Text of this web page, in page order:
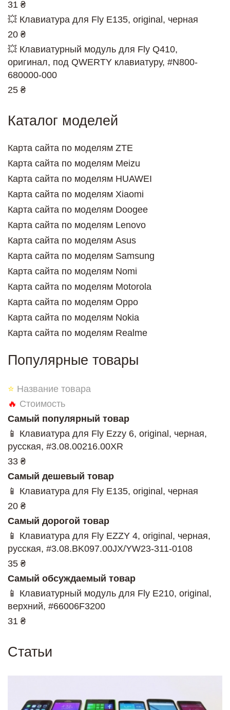
31 ₴
💥 Клавиатура для Fly E135, original, черная
20 ₴
💥 Клавиатурный модуль для Fly Q410,
оригинал, под QWERTY клавиатуру, #N800-
680000-000
25 ₴
Каталог моделей
Карта сайта по моделям ZTE
Карта сайта по моделям Meizu
Карта сайта по моделям HUAWEI
Карта сайта по моделям Xiaomi
Карта сайта по моделям Doogee
Карта сайта по моделям Lenovo
Карта сайта по моделям Asus
Карта сайта по моделям Samsung
Карта сайта по моделям Nomi
Карта сайта по моделям Motorola
Карта сайта по моделям Oppo
Карта сайта по моделям Nokia
Карта сайта по моделям Realme
Популярные товары
⭐ Название товара
🔥 Стоимость
Самый популярный товар
📱 Клавиатура для Fly Ezzy 6, original, черная,
русская, #3.08.00216.00XR
33 ₴
Самый дешевый товар
📱 Клавиатура для Fly E135, original, черная
20 ₴
Самый дорогой товар
📱 Клавиатура для Fly EZZY 4, original, черная,
русская, #3.08.BK097.00JX/YW23-311-0108
35 ₴
Самый обсуждаемый товар
📱 Клавиатурный модуль для Fly E210, original,
верхний, #66006F3200
31 ₴
Статьи